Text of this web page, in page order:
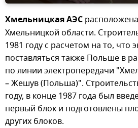
Хмельницкая АЭС
Хмельницкой области.
1981 году с расчетом на то, что
поставляться также Польше в
по линии электропередачи
– Жешув (Польша)".
году, в конце 1987 года был
первый блок и подготовлены
других блоков.